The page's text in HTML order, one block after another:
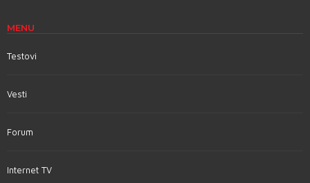
MENU
Testovi
Vesti
Forum
Internet TV